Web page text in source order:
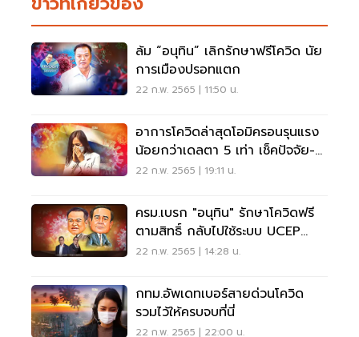
ล้ม “อนุทิน” เลิกรักษาฟรีโควิด นัย
การเมืองปรอทแตก
22 ก.พ. 2565 | 11:50 น.
อาการโควิดล่าสุดโอมิครอนรุนแรง
น้อยกว่าเดลตา 5 เท่า เช็คปัจจัย-
สถิติที่นี่
22 ก.พ. 2565 | 19:11 น.
ครม.เบรก "อนุทิน" รักษาโควิดฟรี
ตามสิทธิ์ กลับไปใช้ระบบ UCEP
ตามเดิม
22 ก.พ. 2565 | 14:28 น.
กทม.อัพเดทเบอร์สายด่วนโควิด
รวมไว้ให้ครบจบที่นี่
22 ก.พ. 2565 | 22:00 น.